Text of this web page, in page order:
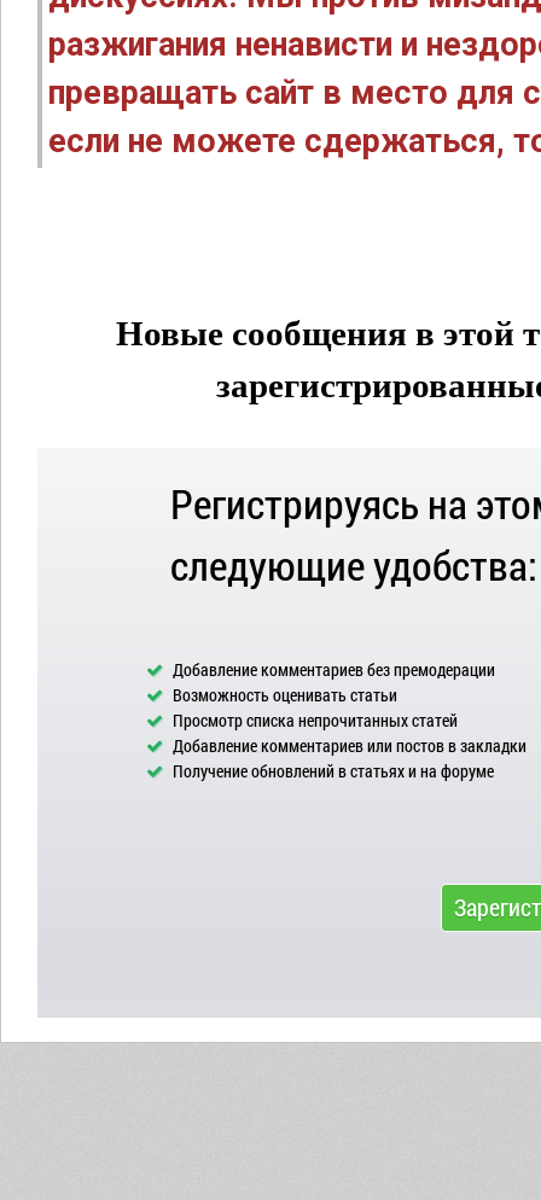
разжигания ненависти и
превращать сайт в место для
если не можете сдержаться,
Новые сообщения в этой
Регистрируясь на
следующие удобства:
Добавление комментариев без премодерации
Возможность оценивать статьи
Просмотр списка непрочитанных статей
Добавление комментариев или постов в закладки
Получение обновлений в статьях и на форуме